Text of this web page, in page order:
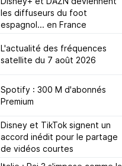
les diffuseurs du foot
espagnol... en France
L'actualité des fréquences
satellite du 7 août 2026
Spotify : 300 M d'abonnés
Premium
Disney et TikTok signent un
accord inédit pour le partage
de vidéos courtes